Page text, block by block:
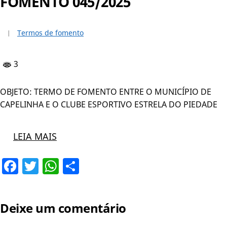
Termos de fomento
3
OBJETO: TERMO DE FOMENTO ENTRE O MUNICÍPIO DE
CAPELINHA E O CLUBE ESPORTIVO ESTRELA DO PIEDADE
LEIA MAIS
Facebook
TwitterWhatsApp
Deixe um comentário